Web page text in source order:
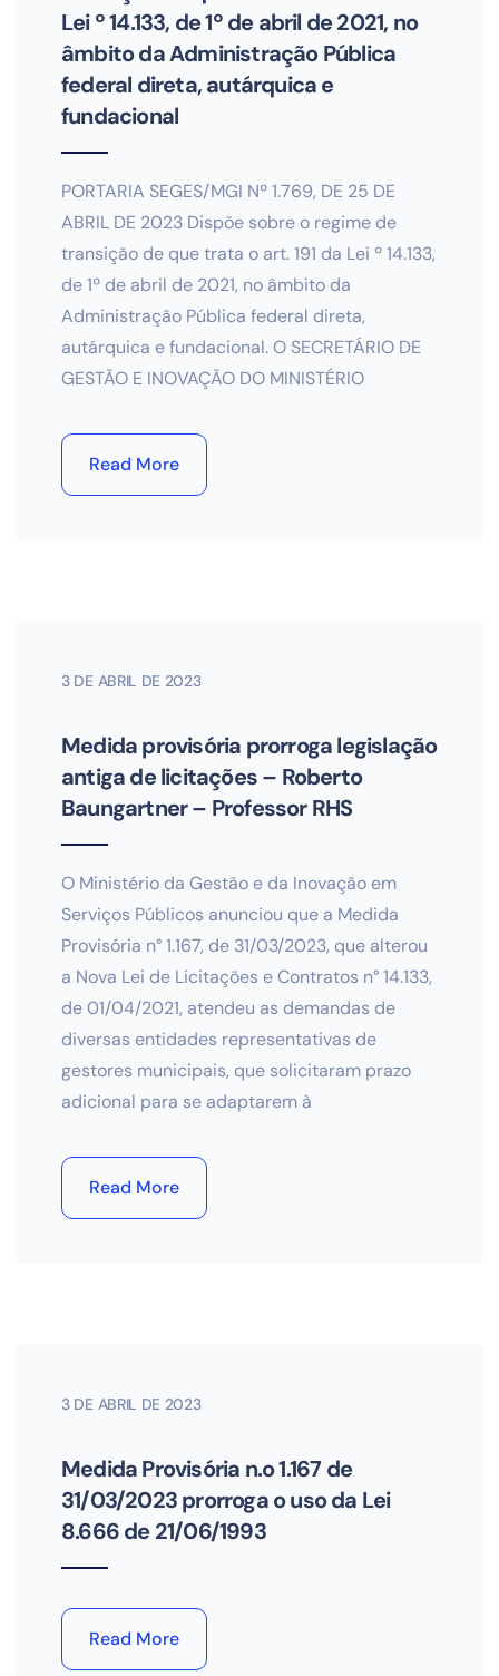
Lei º 14.133, de 1º de abril de 2021, no
âmbito da Administração Pública
federal direta, autárquica e
fundacional
PORTARIA SEGES/MGI Nº 1.769, DE 25 DE
ABRIL DE 2023 Dispõe sobre o regime de
transição de que trata o art. 191 da Lei º 14.133,
de 1º de abril de 2021, no âmbito da
Administração Pública federal direta,
autárquica e fundacional. O SECRETÁRIO DE
GESTÃO E INOVAÇÃO DO MINISTÉRIO
Read More
3 DE ABRIL DE 2023
Medida provisória prorroga legislação
antiga de licitações – Roberto
Baungartner – Professor RHS
O Ministério da Gestão e da Inovação em
Serviços Públicos anunciou que a Medida
Provisória n° 1.167, de 31/03/2023, que alterou
a Nova Lei de Licitações e Contratos n° 14.133,
de 01/04/2021, atendeu as demandas de
diversas entidades representativas de
gestores municipais, que solicitaram prazo
adicional para se adaptarem à
Read More
3 DE ABRIL DE 2023
Medida Provisória n.o 1.167 de
31/03/2023 prorroga o uso da Lei
8.666 de 21/06/1993
Read More